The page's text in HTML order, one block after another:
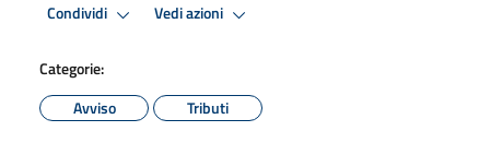
Condividi Vedi azioni
Categorie:
Avviso
Tributi